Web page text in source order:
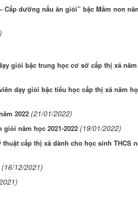
dưỡng nấu ăn giỏi” bậc Mầm non
giỏi bậc trung học cơ sở cấp thị xã năm
dạy giỏi bậc tiểu học cấp thị xã năm
2022 (21/01/2022)
năm học 2021-2022 (19/01/2022)
cấp thị xã dành cho học sinh THCS
(16/12/2021)